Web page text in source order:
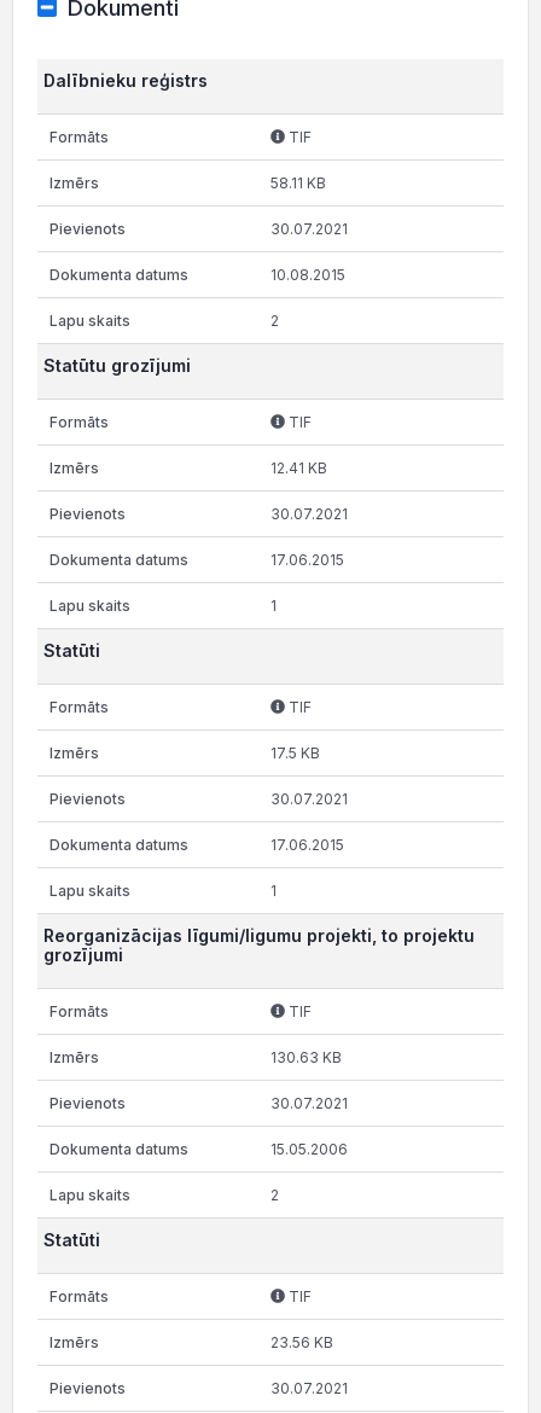
Dokumenti
Dalībnieku reģistrs
TIF
58.11 KB
30.07.2021
10.08.2015
2
Statūtu grozījumi
TIF
12.41 KB
30.07.2021
17.06.2015
1
Statūti
TIF
17.5 KB
30.07.2021
17.06.2015
1
Reorganizācijas līgumi/ligumu projekti, to projektu
grozījumi
TIF
130.63 KB
30.07.2021
15.05.2006
2
Statūti
TIF
23.56 KB
30.07.2021